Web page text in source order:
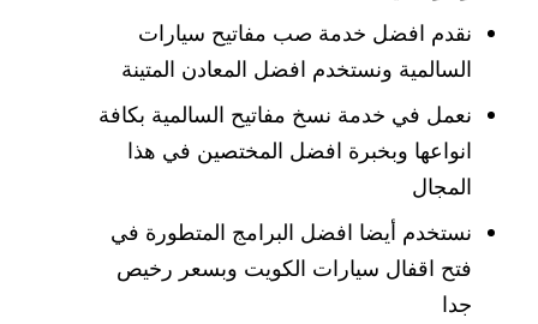
نقدم افضل خدمة صب مفاتيح سيارات
السالمية ونستخدم افضل المعادن المتينة
نعمل في خدمة نسخ مفاتيح السالمية بكافة
انواعها وبخبرة افضل المختصين في هذا
المجال
نستخدم أيضا افضل البرامج المتطورة في
فتح اقفال سيارات الكويت وبسعر رخيص
جدا